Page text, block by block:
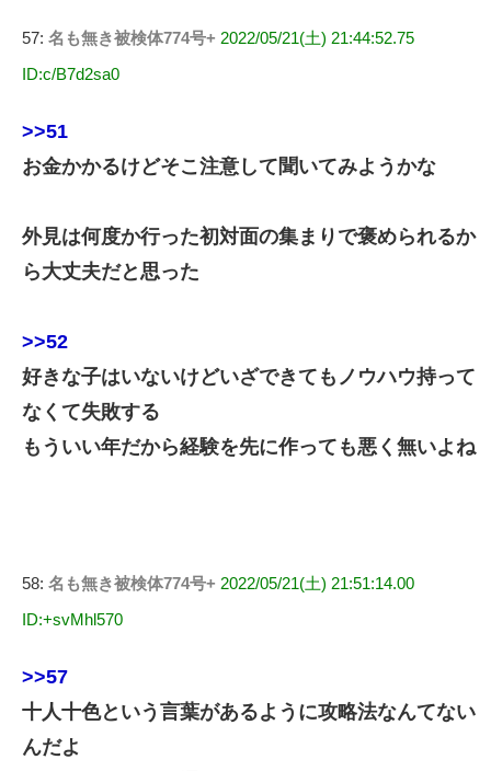
57: 名も無き被検体774号+ 2022/05/21(土) 21:44:52.75
ID:c/B7d2sa0
>>51
お金かかるけどそこ注意して聞いてみようかな
外見は何度か行った初対面の集まりで褒められるか
ら大丈夫だと思った
>>52
好きな子はいないけどいざできてもノウハウ持って
なくて失敗する
もういい年だから経験を先に作っても悪く無いよね
58: 名も無き被検体774号+ 2022/05/21(土) 21:51:14.00
ID:+svMhl570
>>57
十人十色という言葉があるように攻略法なんてない
んだよ